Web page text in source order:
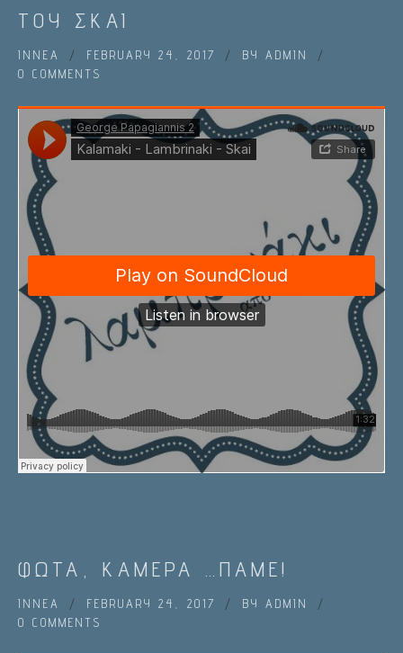
ΤΟΥ ΣΚΑΙ
IN ΝΕΑ FEBRUARY 24, 2017 BY ADMIN
0 COMMENTS
ΦΩΤΑ, ΚΑΜΕΡΑ …ΠΑΜΕ!
IN ΝΕΑ FEBRUARY 24, 2017 BY ADMIN
0 COMMENTS